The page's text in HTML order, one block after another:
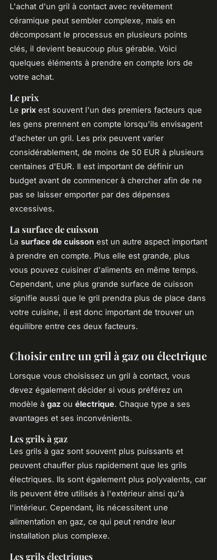
L'achat d'un gril à contact avec revêtement
céramique peut sembler complexe, mais en
décomposant le processus en plusieurs points
clés, il devient beaucoup plus gérable. Voici
quelques éléments à prendre en compte lors de
votre achat.
Le prix
Le prix est souvent l'un des premiers facteurs que
les gens prennent en compte lorsqu'ils envisagent
d'acheter un gril. Les prix peuvent varier
considérablement, de moins de 50 EUR à plusieurs
centaines d'EUR. Il est important de définir un
budget avant de commencer à chercher afin de ne
pas se laisser emporter par des dépenses
excessives.
La surface de cuisson
La surface de cuisson est un autre aspect important
à prendre en compte. Plus elle est grande, plus
vous pouvez cuisiner d'aliments en même temps.
Cependant, une plus grande surface de cuisson
signifie aussi que le gril prendra plus de place dans
votre cuisine, il est donc important de trouver un
équilibre entre ces deux facteurs.
Choisir entre un gril à gaz ou électrique
Lorsque vous choisissez un gril à contact, vous
devez également décider si vous préférez un
modèle à gaz ou électrique. Chaque type a ses
avantages et ses inconvénients.
Les grils à gaz
Les grils à gaz sont souvent plus puissants et
peuvent chauffer plus rapidement que les grils
électriques. Ils sont également plus polyvalents, car
ils peuvent être utilisés à l'extérieur ainsi qu'à
l'intérieur. Cependant, ils nécessitent une
alimentation en gaz, ce qui peut rendre leur
installation plus complexe.
Les grils électriques